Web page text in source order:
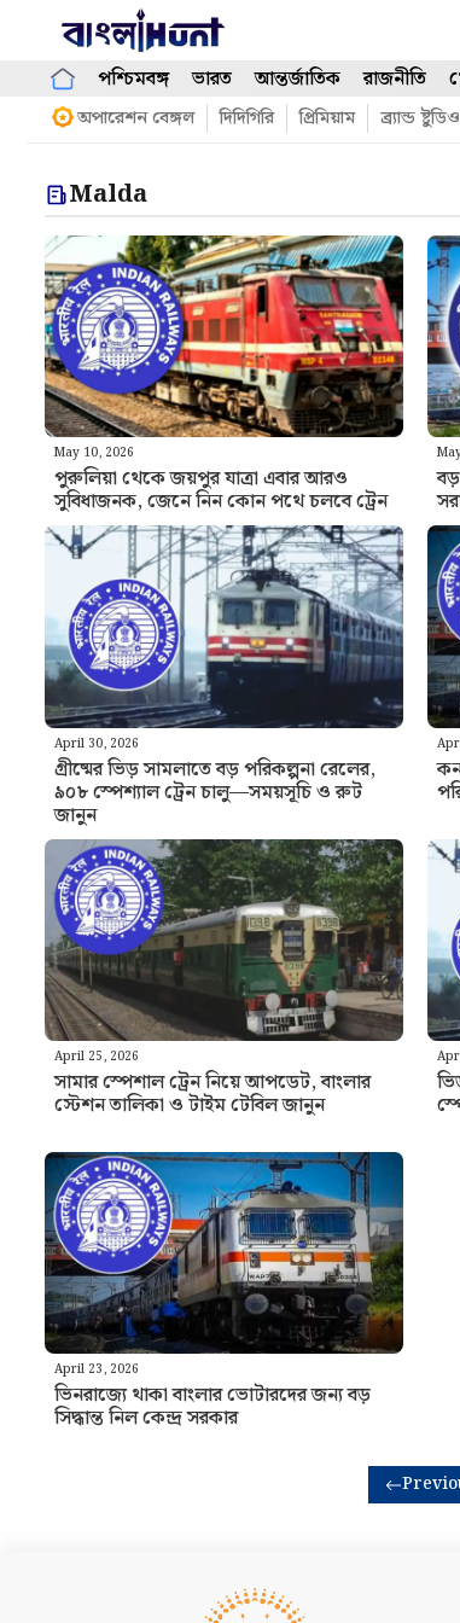
content
পশ্চিমবঙ্গ ভারত আন্তর্জাতিক রাজনীতি
অপারেশন বেঙ্গল দিদিগিরি প্রিমিয়াম ব্র্যান্ড ষ্টুডিও
Malda
May 10, 2026
পুরুলিয়া থেকে জয়পুর যাত্রা এবার আরও
সুবিধাজনক, জেনে নিন কোন পথে চলবে ট্রেন
April 30, 2026
গ্রীষ্মের ভিড় সামলাতে বড় পরিকল্পনা রেলের,
৯০৮ স্পেশ্যাল ট্রেন চালু—সময়সূচি ও রুট
জানুন
April 25, 2026
সামার স্পেশাল ট্রেন নিয়ে আপডেট, বাংলার
স্টেশন তালিকা ও টাইম টেবিল জানুন
April 23, 2026
ভিনরাজ্যে থাকা বাংলার ভোটারদের জন্য বড়
সিদ্ধান্ত নিল কেন্দ্র সরকার